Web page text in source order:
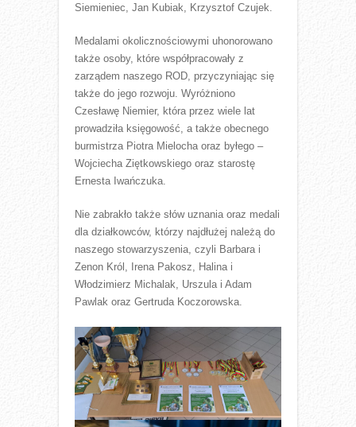
Siemieniec, Jan Kubiak, Krzysztof Czujek.
Medalami okolicznościowymi uhonorowano
także osoby, które współpracowały z
zarządem naszego ROD, przyczyniając się
także do jego rozwoju. Wyróżniono
Czesławę Niemier, która przez wiele lat
prowadziła księgowość, a także obecnego
burmistrza Piotra Mielocha oraz byłego –
Wojciecha Ziętkowskiego oraz starostę
Ernesta Iwańczuka.
Nie zabrakło także słów uznania oraz medali
dla działkowców, którzy najdłużej należą do
naszego stowarzyszenia, czyli Barbara i
Zenon Król, Irena Pakosz, Halina i
Włodzimierz Michalak, Urszula i Adam
Pawlak oraz Gertruda Koczorowska.